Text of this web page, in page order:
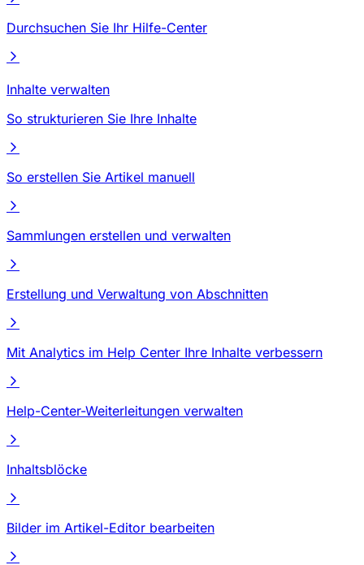
Durchsuchen Sie Ihr Hilfe-Center
Inhalte verwalten
So strukturieren Sie Ihre Inhalte
So erstellen Sie Artikel manuell
Sammlungen erstellen und verwalten
Erstellung und Verwaltung von Abschnitten
Mit Analytics im Help Center Ihre Inhalte verbessern
Help-Center-Weiterleitungen verwalten
Inhaltsblöcke
Bilder im Artikel-Editor bearbeiten